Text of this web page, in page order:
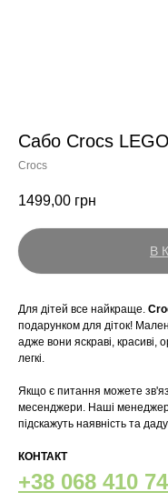
Сабо Crocs
Crocs
1499,00 грн
В
Для дітей все найкраще.
подарунком для діток!
адже вони яскраві, красиві,
легкі.
Якщо є питання можете
месенджери. Наші
підскажуть наявність та
КОНТАКТ
+38 068 410